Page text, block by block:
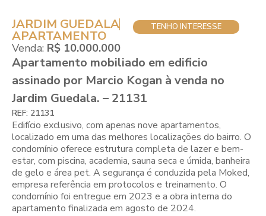
JARDIM GUEDALA
APARTAMENTO
Venda: R$ 10.000.000
TENHO INTERESSE
Apartamento mobiliado em edificio
assinado por Marcio Kogan à venda no
Jardim Guedala. – 21131
REF: 21131
Edifício exclusivo, com apenas nove apartamentos,
localizado em uma das melhores localizações do bairro. O
condomínio oferece estrutura completa de lazer e bem-
estar, com piscina, academia, sauna seca e úmida, banheira
de gelo e área pet. A segurança é conduzida pela Moked,
empresa referência em protocolos e treinamento. O
condomínio foi entregue em 2023 e a obra interna do
apartamento finalizada em agosto de 2024.